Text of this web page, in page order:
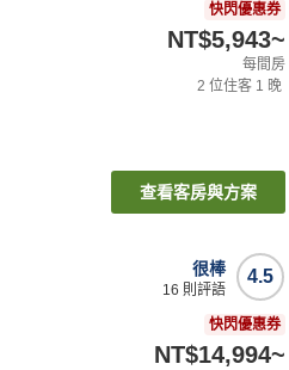
快閃優惠券
NT$5,943~
每間房
2 位住客 1 晚
查看客房與方案
4.5
很棒
16 則評語
快閃優惠券
NT$14,994~